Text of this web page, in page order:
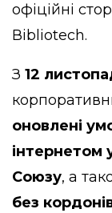
офіційні
Вibliotech.
З 12
оновлені
інтернетом
Союзу, а
без